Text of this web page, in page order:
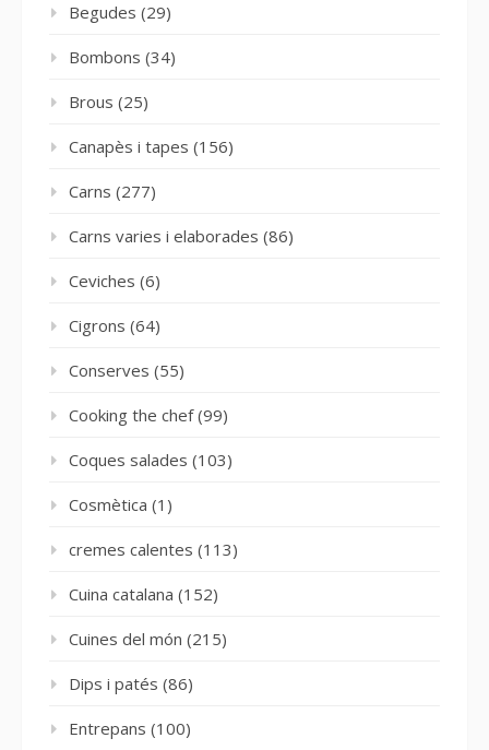
Begudes (29)
Bombons (34)
Brous (25)
Canapès i tapes (156)
Carns (277)
Carns varies i elaborades (86)
Ceviches (6)
Cigrons (64)
Conserves (55)
Cooking the chef(99)
Coques salades (103)
Cosmètica (1)
cremes calentes (113)
Cuina catalana (152)
Cuines del món (215)
Dips i patés (86)
Entrepans (100)